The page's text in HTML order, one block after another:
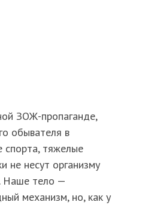
ЗОЖ-пропаганде,
обывателя в
спорта, тяжелые
не несут организму
Наше тело —
механизм, но, как у